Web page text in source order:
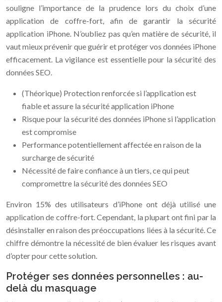
souligne l’importance de la prudence lors du choix d’une
application de coffre-fort, afin de garantir la sécurité
application iPhone. N’oubliez pas qu’en matière de sécurité, il
vaut mieux prévenir que guérir et protéger vos données iPhone
efficacement. La vigilance est essentielle pour la sécurité des
données SEO.
(Théorique) Protection renforcée si l’application est
fiable et assure la sécurité application iPhone
Risque pour la sécurité des données iPhone si l’application
est compromise
Performance potentiellement affectée en raison de la
surcharge de sécurité
Nécessité de faire confiance à un tiers, ce qui peut
compromettre la sécurité des données SEO
Environ 15% des utilisateurs d’iPhone ont déjà utilisé une
application de coffre-fort. Cependant, la plupart ont fini par la
désinstaller en raison des préoccupations liées à la sécurité. Ce
chiffre démontre la nécessité de bien évaluer les risques avant
d’opter pour cette solution.
Protéger ses données personnelles : au-
delà du masquage